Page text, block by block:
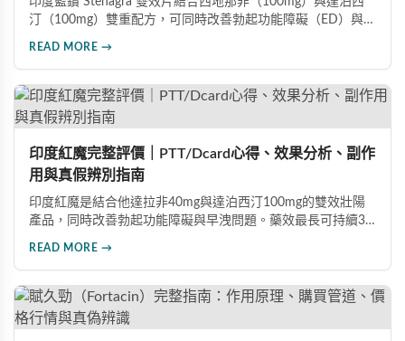
汀（100mg）雙重配方，可同時改善勃起功能障礙（ED）與早
高的男性保健品選擇。
READ MORE →
印度紅魔完整評價｜PTT/Dcard心得、效果分析、副作
用與真假辨別指南
印度紅魔是結合他達拉非40mg與達泊西汀100mg的雙效壯陽
產品，同時改善勃起功能障礙與早洩問題。藥效最長可持續36
READ MORE →